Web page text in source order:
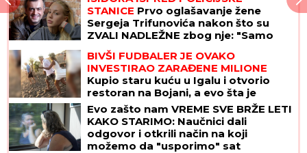
STANICE Prvo oglašavanje žene
Sergeja Trifunovića nakon što su
ZVALI NADLEŽNE zbog nje: "Samo
zato sam došla"
BIVŠI FUDBALER JE OVAKO
INVESTIRAO ZARAĐENE MILIONE
Kupio staru kuću u Igalu i otvorio
restoran na Bojani, a evo šta je
pripalo bivšoj supruzi posle razvoda
Evo zašto nam VREME SVE BRŽE LETI
KAKO STARIMO: Naučnici dali
odgovor i otkrili način na koji
možemo da "usporimo" sat